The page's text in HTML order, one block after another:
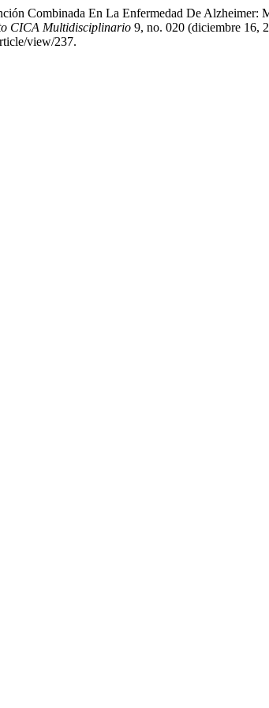
Combinada En La Enfermedad De
CICA Multidisciplinario 9, no. 020 (diciembre 16,
view/237.